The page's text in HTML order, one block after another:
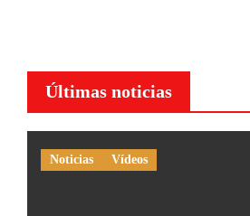
Últimas noticias
Noticias Vídeos